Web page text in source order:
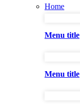
Home
Menu title
Menu title